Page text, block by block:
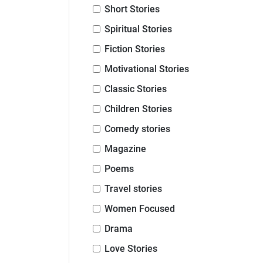
Short Stories
Spiritual Stories
Fiction Stories
Motivational Stories
Classic Stories
Children Stories
Comedy stories
Magazine
Poems
Travel stories
Women Focused
Drama
Love Stories